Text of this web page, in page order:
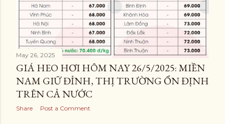
May 26, 2025
GIÁ HEO HƠI HÔM NAY 26/5/2025: MIỀN
NAM GIỮ ĐỈNH, THỊ TRƯỜNG ỔN ĐỊNH
TRÊN CẢ NƯỚC
Share Post a Comment